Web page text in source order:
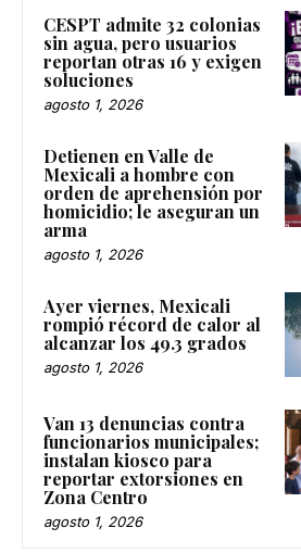
CESPT admite 32 colonias
sin agua, pero usuarios
reportan otras 16 y exigen
soluciones
agosto 1, 2026
Detienen en Valle de
Mexicali a hombre con
orden de aprehensión por
homicidio; le aseguran un
arma
agosto 1, 2026
Ayer viernes, Mexicali
rompió récord de calor al
alcanzar los 49.3 grados
agosto 1, 2026
Van 13 denuncias contra
funcionarios municipales;
instalan kiosco para
reportar extorsiones en
Zona Centro
agosto 1, 2026